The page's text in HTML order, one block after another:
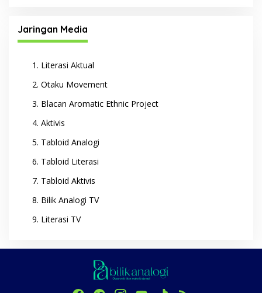
Jaringan Media
Literasi Aktual
Otaku Movement
Blacan Aromatic Ethnic Project
Aktivis
Tabloid Analogi
Tabloid Literasi
Tabloid Aktivis
Bilik Analogi TV
Literasi TV